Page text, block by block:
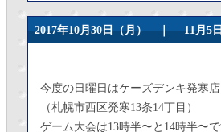
2017年10月30日（月） ｜11月5
今度の日曜日はケーズデンキ発寒店
（札幌市西区発寒13条14丁目）
ゲーム大会は13時半〜と14時半〜で